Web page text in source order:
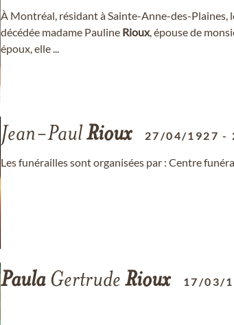
À Montréal, résidant à Sainte-Anne-des-Plaines,
décédée madame Pauline Rioux, épouse de
époux, elle ...
Jean-PaulRioux 27/04/1927 -
Les funérailles sont organisées par : Centre
PaulaGertrude Rioux 17/03/